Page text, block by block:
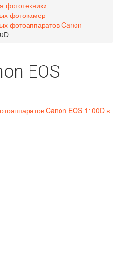
фототехники
фотокамер
фотоаппаратов Canon
EOS